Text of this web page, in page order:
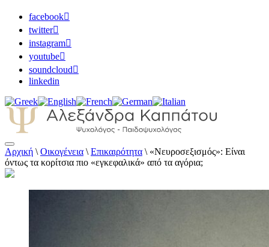
facebook
twitter
instagram
youtube
soundcloud
linkedin
Αλεξάνδρα Καππάτου Ψυχολόγος –
Παιδοψυχολόγος
Αρχική \ Οικογένεια \ Επικαιρότητα \ «Νευροσεξισμός»: Είναι
όντως τα κορίτσια πιο «εγκεφαλικά» από τα αγόρια;